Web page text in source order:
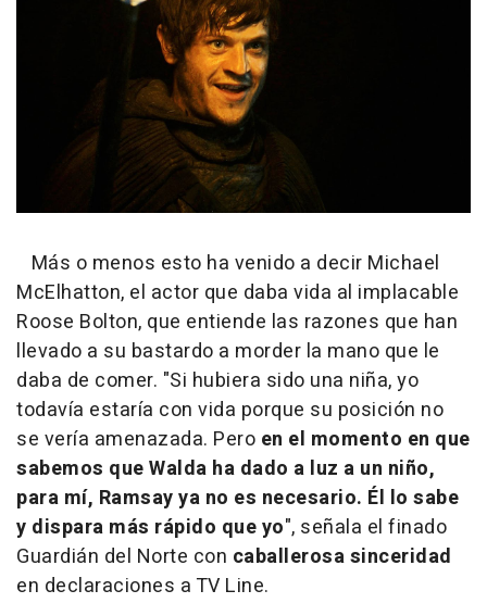
Más o menos esto ha venido a decir Michael
McElhatton, el actor que daba vida al implacable
Roose Bolton, que entiende las razones que han
llevado a su bastardo a morder la mano que le
daba de comer. "Si hubiera sido una niña, yo
todavía estaría con vida porque su posición no
se vería amenazada. Pero en el momento en que
sabemos que Walda ha dado a luz a un niño,
para mí, Ramsay ya no es necesario. Él lo sabe
y dispara más rápido que yo", señala el finado
Guardián del Norte con caballerosa sinceridad
en declaraciones a TV Line.